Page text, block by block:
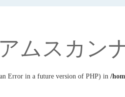
ムスカン
Error in a future version of PHP) in /